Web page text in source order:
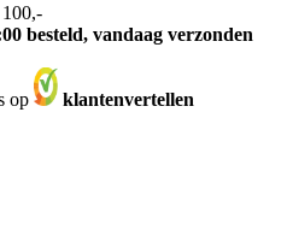
besteld, vandaag verzonden
op
klantenvertellen